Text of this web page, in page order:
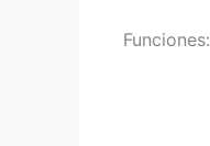
Funciones: